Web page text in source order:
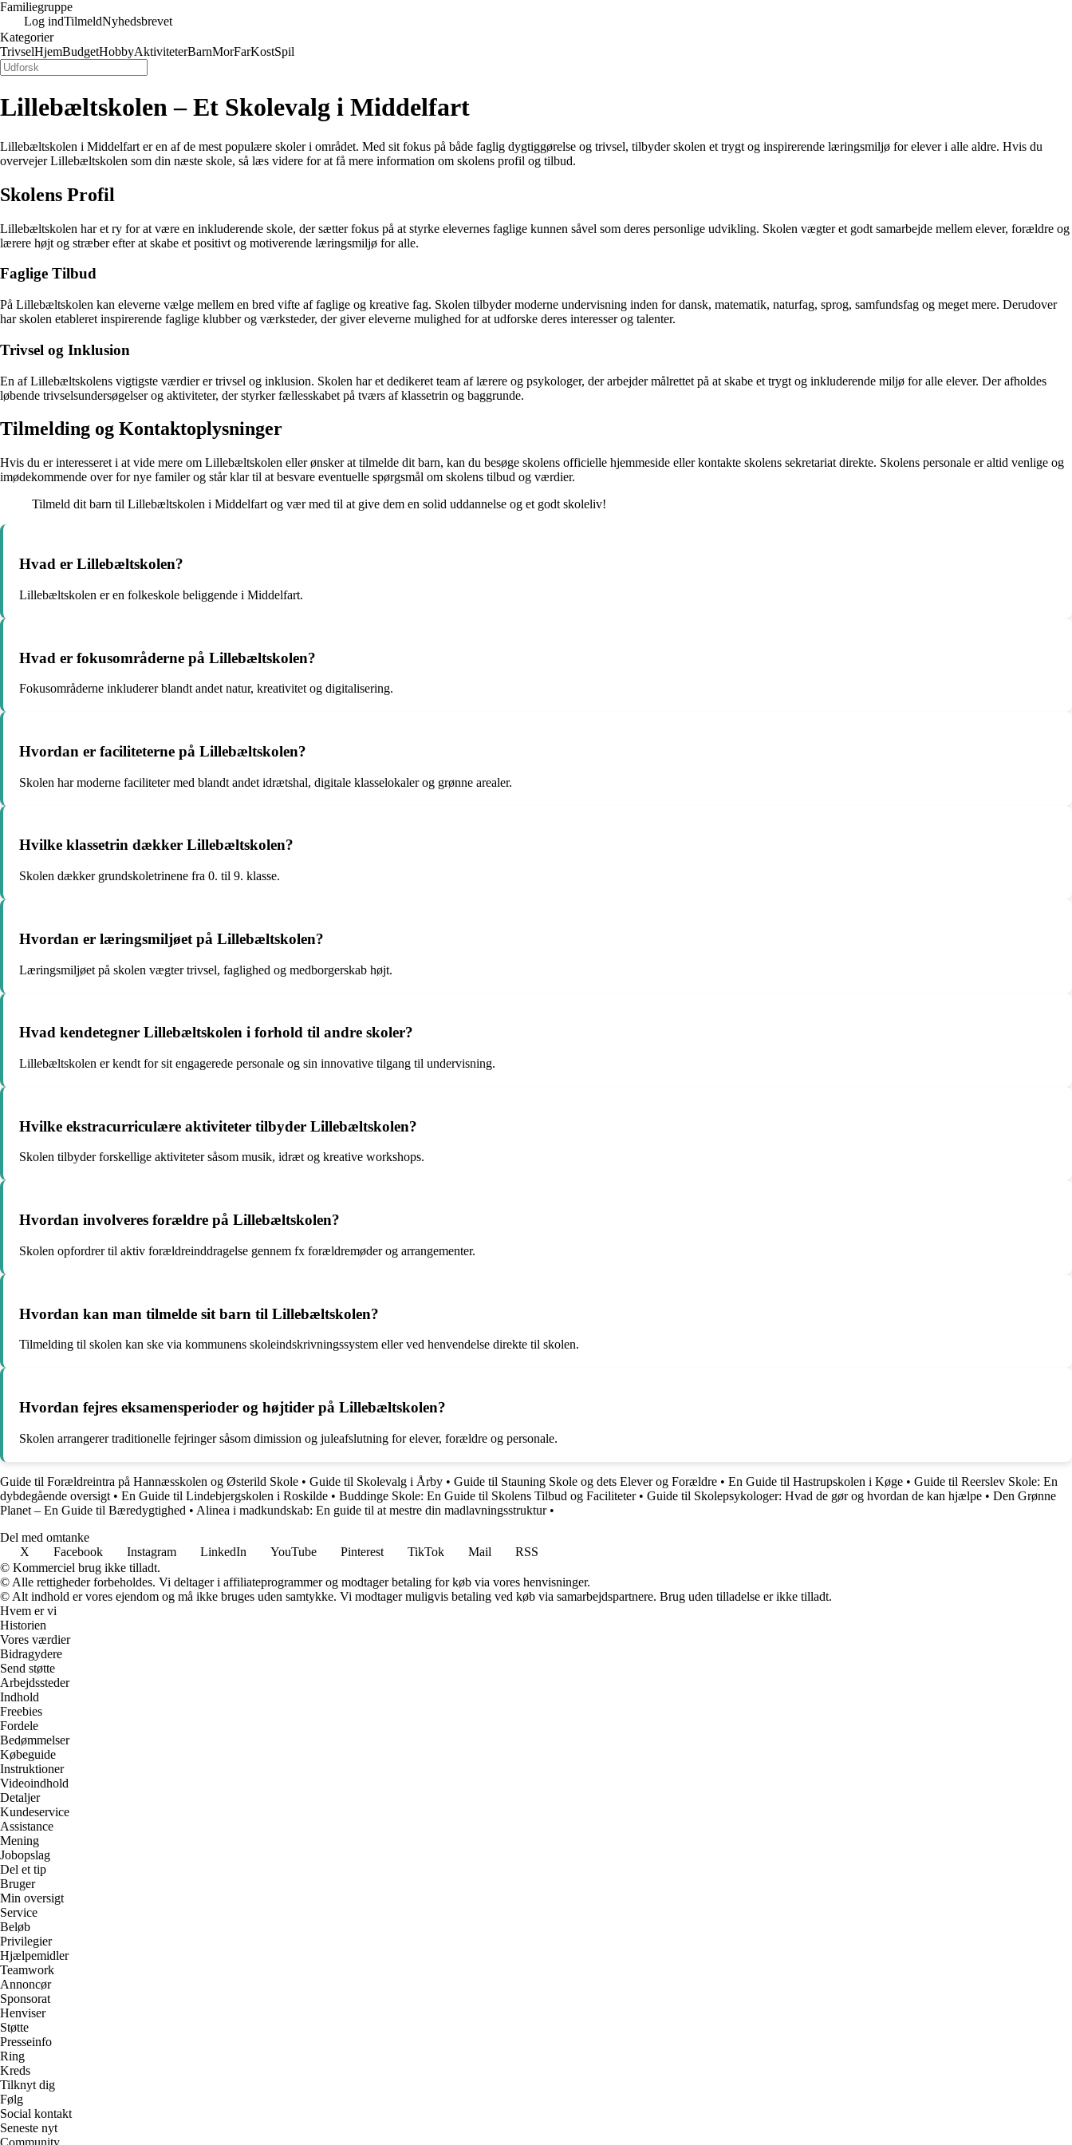
Familiegruppe
Log indTilmeldNyhedsbrevet
Kategorier
TrivselHjemBudgetHobbyAktiviteterBarnMorFarKostSpil
Lillebæltskolen – Et Skolevalg i Middelfart
Lillebæltskolen i Middelfart er en af de mest populære skoler i området. Med sit fokus på både faglig dygtiggørelse og trivsel, tilbyder skolen et trygt og inspirerende læringsmiljø for elever i alle aldre. Hvis du
overvejer Lillebæltskolen som din næste skole, så læs videre for at få mere information om skolens profil og tilbud.
Skolens Profil
Lillebæltskolen har et ry for at være en inkluderende skole, der sætter fokus på at styrke elevernes faglige kunnen såvel som deres personlige udvikling. Skolen vægter et godt samarbejde mellem elever, forældre og
lærere højt og stræber efter at skabe et positivt og motiverende læringsmiljø for alle.
Faglige Tilbud
På Lillebæltskolen kan eleverne vælge mellem en bred vifte af faglige og kreative fag. Skolen tilbyder moderne undervisning inden for dansk, matematik, naturfag, sprog, samfundsfag og meget mere. Derudover
har skolen etableret inspirerende faglige klubber og værksteder, der giver eleverne mulighed for at udforske deres interesser og talenter.
Trivsel og Inklusion
En af Lillebæltskolens vigtigste værdier er trivsel og inklusion. Skolen har et dedikeret team af lærere og psykologer, der arbejder målrettet på at skabe et trygt og inkluderende miljø for alle elever. Der afholdes
løbende trivselsundersøgelser og aktiviteter, der styrker fællesskabet på tværs af klassetrin og baggrunde.
Tilmelding og Kontaktoplysninger
Hvis du er interesseret i at vide mere om Lillebæltskolen eller ønsker at tilmelde dit barn, kan du besøge skolens officielle hjemmeside eller kontakte skolens sekretariat direkte. Skolens personale er altid venlige og
imødekommende over for nye familer og står klar til at besvare eventuelle spørgsmål om skolens tilbud og værdier.
Tilmeld dit barn til Lillebæltskolen i Middelfart og vær med til at give dem en solid uddannelse og et godt skoleliv!
Hvad er Lillebæltskolen?
Lillebæltskolen er en folkeskole beliggende i Middelfart.
Hvad er fokusområderne på Lillebæltskolen?
Fokusområderne inkluderer blandt andet natur, kreativitet og digitalisering.
Hvordan er faciliteterne på Lillebæltskolen?
Skolen har moderne faciliteter med blandt andet idrætshal, digitale klasselokaler og grønne arealer.
Hvilke klassetrin dækker Lillebæltskolen?
Skolen dækker grundskoletrinene fra 0. til 9. klasse.
Hvordan er læringsmiljøet på Lillebæltskolen?
Læringsmiljøet på skolen vægter trivsel, faglighed og medborgerskab højt.
Hvad kendetegner Lillebæltskolen i forhold til andre skoler?
Lillebæltskolen er kendt for sit engagerede personale og sin innovative tilgang til undervisning.
Hvilke ekstracurriculære aktiviteter tilbyder Lillebæltskolen?
Skolen tilbyder forskellige aktiviteter såsom musik, idræt og kreative workshops.
Hvordan involveres forældre på Lillebæltskolen?
Skolen opfordrer til aktiv forældreinddragelse gennem fx forældremøder og arrangementer.
Hvordan kan man tilmelde sit barn til Lillebæltskolen?
Tilmelding til skolen kan ske via kommunens skoleindskrivningssystem eller ved henvendelse direkte til skolen.
Hvordan fejres eksamensperioder og højtider på Lillebæltskolen?
Skolen arrangerer traditionelle fejringer såsom dimission og juleafslutning for elever, forældre og personale.
Guide til Forældreintra på Hannæsskolen og Østerild Skole • Guide til Skolevalg i Årby • Guide til Stauning Skole og dets Elever og Forældre • En Guide til Hastrupskolen i Køge • Guide til Reerslev Skole: En
dybdegående oversigt • En Guide til Lindebjergskolen i Roskilde • Buddinge Skole: En Guide til Skolens Tilbud og Faciliteter• Guide til Skolepsykologer: Hvad de gør og hvordan de kan hjælpe • Den Grønne
Planet – En Guide til Bæredygtighed • Alinea i madkundskab: En guide til at mestre din madlavningsstruktur•
Del med omtanke
X
Facebook Instagram LinkedIn YouTube Pinterest TikTok Mail
RSS
© Kommerciel brug ikke tilladt.
© Alle rettigheder forbeholdes. Vi deltager i affiliateprogrammer og modtager betaling for køb via vores henvisninger.
© Alt indhold er vores ejendom og må ikke bruges uden samtykke. Vi modtager muligvis betaling ved køb via samarbejdspartnere. Brug uden tilladelse er ikke tilladt.
Hvem er vi
Historien
Vores værdier
Bidragydere
Send støtte
Arbejdssteder
Indhold
Freebies
Fordele
Bedømmelser
Købeguide
Instruktioner
Videoindhold
Detaljer
Kundeservice
Assistance
Mening
Jobopslag
Del et tip
Bruger
Min oversigt
Service
Beløb
Privilegier
Hjælpemidler
Teamwork
Annoncør
Sponsorat
Henviser
Støtte
Presseinfo
Ring
Kreds
Tilknyt dig
Følg
Social kontakt
Seneste nyt
Community